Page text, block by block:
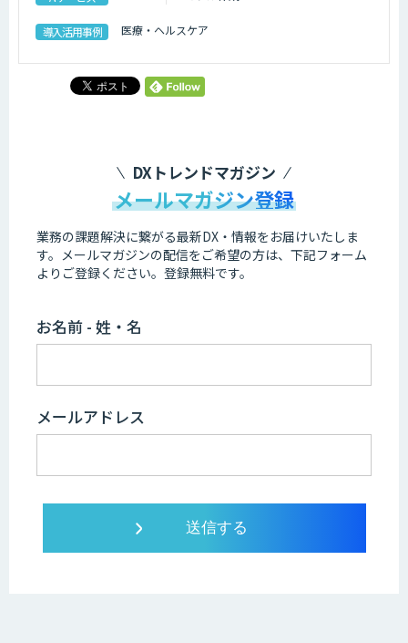
導入活用事例 医療・ヘルスケア
DXトレンドマガジン
メールマガジン登録
業務の課題解決に繋がる最新DX・情報をお届けいたしま
す。 メールマガジンの配信をご希望の方は、下記フォーム
よりご登録ください。登録無料です。
お名前 - 姓・名
メールアドレス